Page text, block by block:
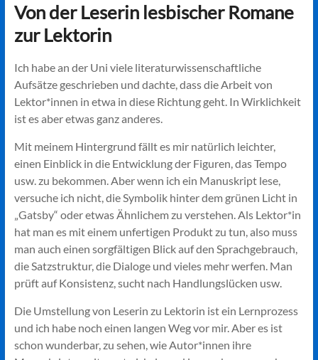
Von der Leserin lesbischer Romane
zur Lektorin
Ich habe an der Uni viele literaturwissenschaftliche
Aufsätze geschrieben und dachte, dass die Arbeit von
Lektor*innen in etwa in diese Richtung geht. In Wirklichkeit
ist es aber etwas ganz anderes.
Mit meinem Hintergrund fällt es mir natürlich leichter,
einen Einblick in die Entwicklung der Figuren, das Tempo
usw. zu bekommen. Aber wenn ich ein Manuskript lese,
versuche ich nicht, die Symbolik hinter dem grünen Licht in
„Gatsby“ oder etwas Ähnlichem zu verstehen. Als Lektor*in
hat man es mit einem unfertigen Produkt zu tun, also muss
man auch einen sorgfältigen Blick auf den Sprachgebrauch,
die Satzstruktur, die Dialoge und vieles mehr werfen. Man
prüft auf Konsistenz, sucht nach Handlungslücken usw.
Die Umstellung von Leserin zu Lektorin ist ein Lernprozess
und ich habe noch einen langen Weg vor mir. Aber es ist
schon wunderbar, zu sehen, wie Autor*innen ihre